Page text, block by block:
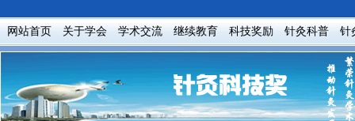
网站首页 关于学会 学术交流 继续教育 科技奖励 针灸科普 针